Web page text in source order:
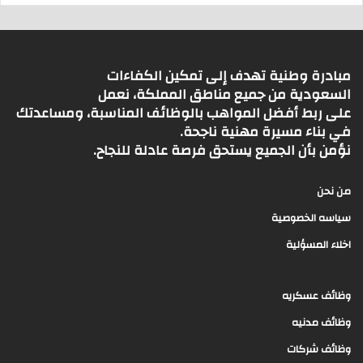
مبادرة وطنية تهدف إلى تمكين الكفاءات
السعودية من جميع مناطق المملكة، نعمل
على ربط أفضل المواهب بالوظائف المناسبة، ومساعدتك
في بناء مسيرة مهنية ناجحة.
نؤمن بأن الجميع يستحق فرصة عادلة للنجاح.
من نحن
سياسه الخصوصية
اخلاء المسؤلية
وظائف عسكريه
وظائف مدنيه
وظائف شركات